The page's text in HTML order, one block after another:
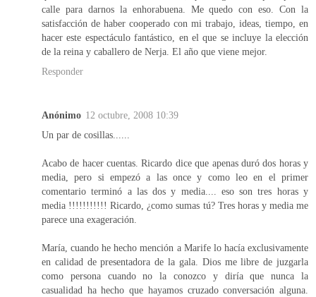
calle para darnos la enhorabuena. Me quedo con eso. Con la
satisfacción de haber cooperado con mi trabajo, ideas, tiempo, en
hacer este espectáculo fantástico, en el que se incluye la elección
de la reina y caballero de Nerja. El año que viene mejor.
Responder
Anónimo 12 octubre, 2008 10:39
Un par de cosillas......
Acabo de hacer cuentas. Ricardo dice que apenas duró dos horas y
media, pero si empezó a las once y como leo en el primer
comentario terminó a las dos y media.... eso son tres horas y
media !!!!!!!!!!! Ricardo, ¿como sumas tú? Tres horas y media me
parece una exageración.
María, cuando he hecho mención a Marife lo hacía exclusivamente
en calidad de presentadora de la gala. Dios me libre de juzgarla
como persona cuando no la conozco y diría que nunca la
casualidad ha hecho que hayamos cruzado conversación alguna.